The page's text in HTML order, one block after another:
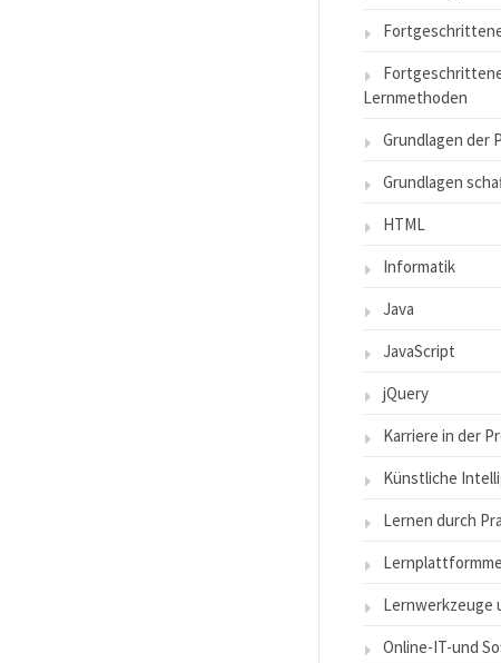
Lernmethoden
Grundlagen der
Grundlagen
HTML
Informatik
Java
JavaScript
jQuery
Karriere in der
Künstliche
Lernen durch
Lernwerkzeuge
Online-IT-und